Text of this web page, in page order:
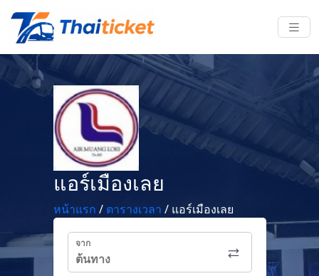
แอร์เมืองเลย
หน้าแรก / ตารางเวลา / แอร์เมืองเลย
จาก